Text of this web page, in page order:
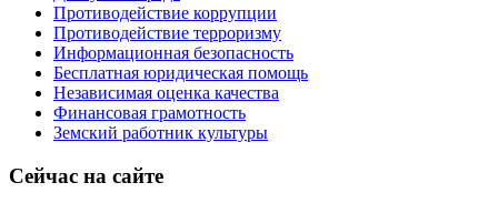
Противодействие коррупции
Противодействие терроризму
Информационная безопасность
Бесплатная юридическая помощь
Независимая оценка качества
Финансовая грамотность
Земский работник культуры
Сейчас на сайте